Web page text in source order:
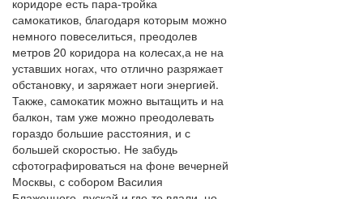
коридоре есть пара-тройка
самокатиков, благодаря которым можно
немного повеселиться, преодолев
метров 20 коридора на колесах,а не на
уставших ногах, что отлично разряжает
обстановку, и заряжает ноги энергией.
Также, самокатик можно вытащить и на
балкон, там уже можно преодолевать
гораздо большие расстояния, и с
большей скоростью. Не забудь
сфотографироваться на фоне вечерней
Москвы, с собором Василия